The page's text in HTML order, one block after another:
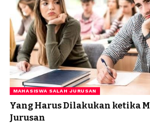
MAHASISWA SALAH JURUSAN
Yang Harus Dilakukan ketika
Jurusan